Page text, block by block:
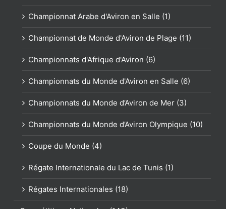
Championnat Arabe d'Aviron en Salle (1)
Championnat de Monde d'Aviron de Plage (11)
Championnats d'Afrique d'Aviron (6)
Championnats du Monde d'Aviron en Salle (6)
Championnats du Monde d’Aviron de Mer (3)
Championnats du Monde d’Aviron Olympique (10)
Coupe du Monde (4)
Régate Internationale du Lac de Tunis (1)
Régates Internationales (18)